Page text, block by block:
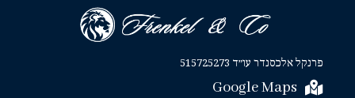
פרנקל אלכסנדר עו״ד 515725273
Google Maps